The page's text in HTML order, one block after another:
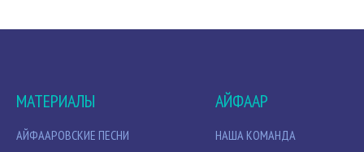
МАТЕРИАЛЫ
АЙФААРОВСКИЕ ПЕСНИ
АЙФААР
НАША КОМАНДА